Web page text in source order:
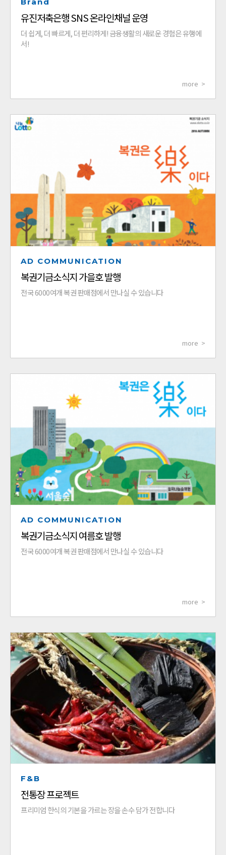
유진저축은행 SNS 온라인채널 운영
더 쉽게, 더 빠르게, 더 편리하게! 금융생활의 새로운 경험은 유행에
서!
more >
AD COMMUNICATION
복권기금소식지 가을호 발행
전국 6000여개 복권 판매점에서 만나실 수 있습니다
more >
AD COMMUNICATION
복권기금소식지 여름호 발행
전국 6000여개 복권 판매점에서 만나실 수 있습니다
more >
F&B
전통장 프로젝트
프리미엄 한식의 기본을 가르는 장을 손수 담가 전합니다